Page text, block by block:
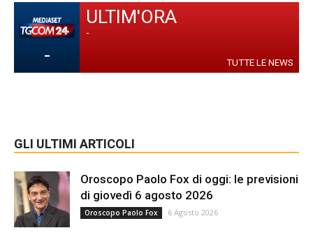
-
ULTIM'ORA
-
TUTTE LE NEWS
GLI ULTIMI ARTICOLI
Oroscopo Paolo Fox di oggi: le previsioni
di giovedì 6 agosto 2026
Oroscopo Paolo Fox 6 Agosto 2026